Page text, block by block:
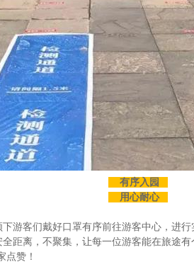
有序入园
用心耐心
游客们戴好口罩有序前往游客中心，进行
距离，不聚集，让每一位游客能在旅途
点赞！